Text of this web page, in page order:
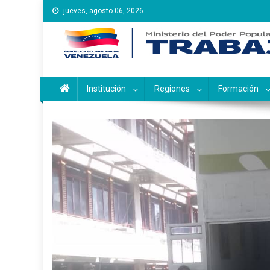
Saltar
al
contenido
jueves, agosto 06, 2026
Instituto Nacional de
Inces
Institución Regiones Formación